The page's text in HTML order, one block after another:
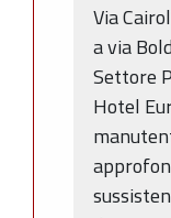
Via
a via
Settore
Hotel